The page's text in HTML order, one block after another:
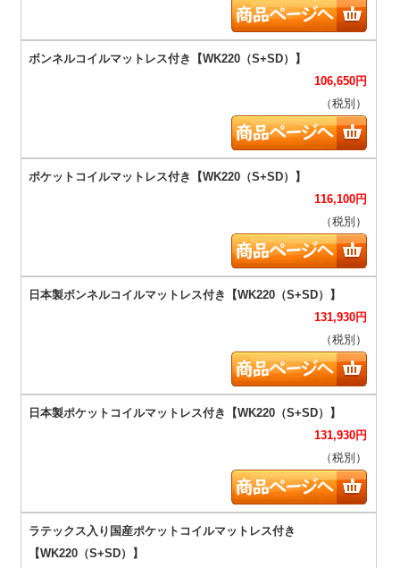
106,650円
（税別）
116,100円
（税別）
131,930円
（税別）
131,930円
（税別）